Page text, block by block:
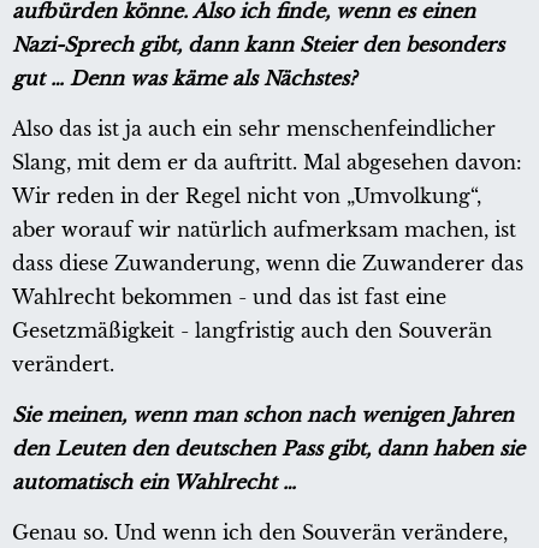
aufbürden könne. Also ich finde, wenn es einen
Nazi-Sprech gibt, dann kann Steier den besonders
gut … Denn was käme als Nächstes?
Also das ist ja auch ein sehr menschenfeindlicher
Slang, mit dem er da auftritt. Mal abgesehen davon:
Wir reden in der Regel nicht von „Umvolkung“,
aber worauf wir natürlich aufmerksam machen, ist
dass diese Zuwanderung, wenn die Zuwanderer das
Wahlrecht bekommen - und das ist fast eine
Gesetzmäßigkeit - langfristig auch den Souverän
verändert.
Sie meinen, wenn man schon nach wenigen Jahren
den Leuten den deutschen Pass gibt, dann haben sie
automatisch ein Wahlrecht …
Genau so. Und wenn ich den Souverän verändere,